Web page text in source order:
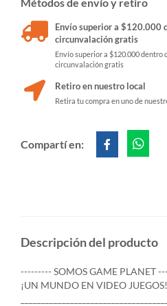
Envío superior a $120.000
circunvalación gratis
Envío superior a $120.000 dentro
circunvalación gratis
Retiro en nuestro local
Retira tu compra en uno de
Compartí en:
Descripción del producto
--------- SOMOS GAME PLANET
¡UN MUNDO EN VIDEO JUEGOS!